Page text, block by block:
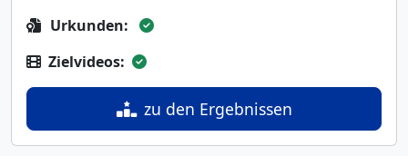
Urkunden:
Zielvideos:
zu den Ergebnissen